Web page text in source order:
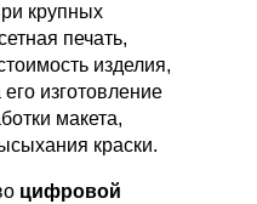
крупных
печать,
изделия,
изготовление
макета,
краски.
цифровой